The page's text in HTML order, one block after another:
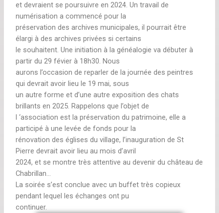
et devraient se poursuivre en 2024. Un travail de
numérisation a commencé pour la
préservation des archives municipales, il pourrait être
élargi à des archives privées si certains
le souhaitent. Une initiation à la généalogie va débuter à
partir du 29 févier à 18h30. Nous
aurons l’occasion de reparler de la journée des peintres
qui devrait avoir lieu le 19 mai, sous
un autre forme et d’une autre exposition des chats
brillants en 2025. Rappelons que l’objet de
l ‘association est la préservation du patrimoine, elle a
participé à une levée de fonds pour la
rénovation des églises du village, l’inauguration de St
Pierre devrait avoir lieu au mois d’avril
2024, et se montre très attentive au devenir du château de
Chabrillan…
La soirée s’est conclue avec un buffet très copieux
pendant lequel les échanges ont pu
continuer.